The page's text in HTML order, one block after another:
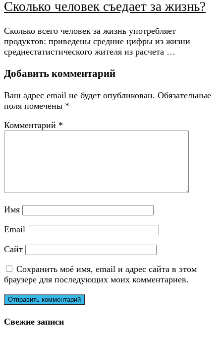
Сколько человек съедает за жизнь?
Сколько всего человек за жизнь употребляет
продуктов: приведены средние цифры из жизни
среднестатистического жителя из расчета …
Добавить комментарий
Ваш адрес email не будет опубликован. Обязательные
поля помечены *
Комментарий *
Имя
Email
Сайт
Сохранить моё имя, email и адрес сайта в этом
браузере для последующих моих комментариев.
Свежие записи